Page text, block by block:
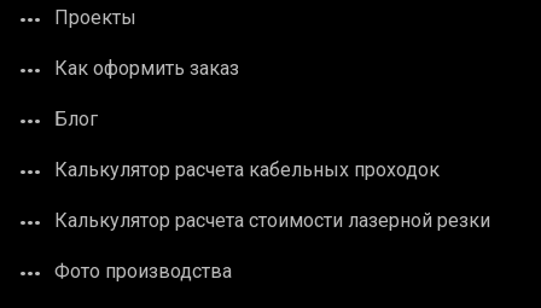
Проекты
Как оформить заказ
Блог
Калькулятор расчета кабельных проходок
Калькулятор расчета стоимости лазерной резки
Фото производства